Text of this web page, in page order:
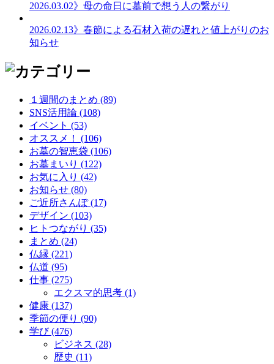
2026.03.02》母の命日に墓前で想う人の繋がり
2026.02.13》春節による石材入荷の遅れと値上がりのお
知らせ
１週間のまとめ (89)
SNS活用論 (108)
イベント (53)
オススメ！ (106)
お墓の智恵袋 (106)
お墓まいり (122)
お気に入り (42)
お知らせ (80)
ご近所さんぽ (17)
デザイン (103)
ヒトつながり (35)
まとめ (24)
仏縁 (221)
仏道 (95)
仕事 (275)
エクスマ的思考 (1)
健康 (137)
季節の便り (90)
学び (476)
ビジネス (28)
歴史 (11)